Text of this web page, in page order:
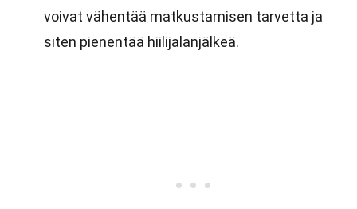
voivat vähentää matkustamisen tarvetta ja
siten pienentää hiilijalanjälkeä.